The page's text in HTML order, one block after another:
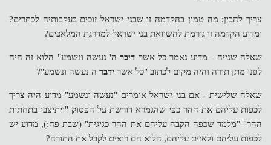
צריך להבין: מה טמון בהקדמה זו שבני ישראל זוכים בעקבותיה לכתרים?
ומדוע הקדמה זו גורמת להשוואת בני ישראל למדרגת המלאכים?
שאלה שנייה - מדוע נאמר כל אשר דיבר ה' נעשה ונשמע" הלוא זה היה
לפני מתן תורה והיה מקום לכתוב "כל אשר ידבר ה נעשה ונשמע"?
שאלה שלישית - אם בני ישראל אומרים "נעשה ונשמע" מדוע היה צריך
לכפות עליהם את ההר כפי שהגמרא דורשת על הפסוק "ויתיצבו בתחתית
ההר" "מלמד שכפה הקבה עליהם את ההר כגיגית" (שבת פח:), מדוע יש
לכפות עליהם ולאיים עליהם, הלוא הם רוצים לקבל את התורה?